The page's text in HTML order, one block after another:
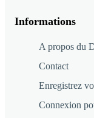
Informations
A propos du
Contact
Enregistrez
Connexion